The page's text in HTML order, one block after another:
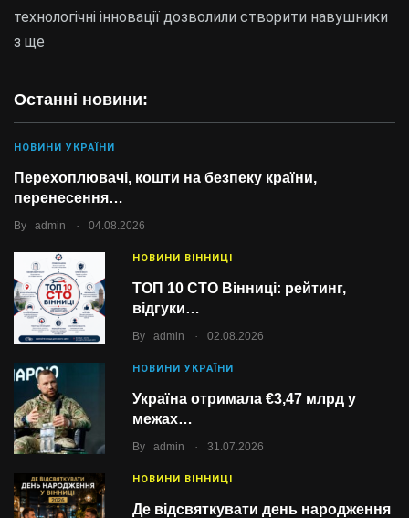
технологічні інновації дозволили створити навушники
з ще
Останні новини:
НОВИНИ УКРАЇНИ
Перехоплювачі, кошти на безпеку країни,
перенесення…
By admin . 04.08.2026
НОВИНИ ВІННИЦІ
ТОП 10 СТО Вінниці: рейтинг,
відгуки…
By admin . 02.08.2026
НОВИНИ УКРАЇНИ
Україна отримала €3,47 млрд у
межах…
By admin . 31.07.2026
НОВИНИ ВІННИЦІ
Де відсвяткувати день народження